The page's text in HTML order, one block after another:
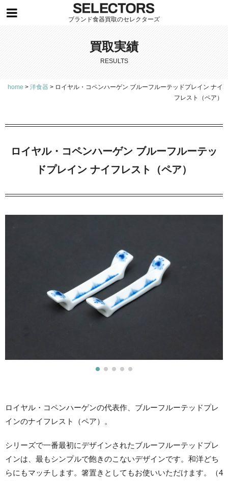
ブランド食器買取のセレクターズ
買取実績
RESULTS
home > 洋食器 > ロイヤル・コペンハーゲン ブルーフルーテッドプレイン ナイ
フレスト（ペア）
ロイヤル・コペンハーゲン ブルーフルーテッ
ドプレイン ナイフレスト（ペア）
ロイヤル・コペンハーゲンの代表作、ブルーフルーテッドプレ
インのナイフレスト（ペア）。
シリーズで一番最初にデザインされたブルーフルーテッドプレ
インは、最もシンプルで飽きのこないデザインです。和洋どち
らにもマッチします。箸置きとしてもお使いいただけます。（4